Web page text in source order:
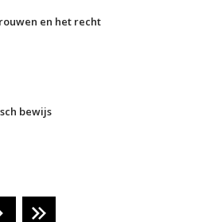
en het recht
bewijs